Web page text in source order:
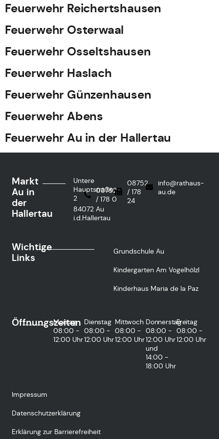
Feuerwehr Reichertshausen
Feuerwehr Osterwaal
Feuerwehr Osseltshausen
Feuerwehr Haslach
Feuerwehr Günzenhausen
Feuerwehr Abens
Feuerwehr Au in der Hallertau
Markt
Au in
der
Hallertau
Untere
Hauptstraße
2
84072 Au
i.d.Hallertau
08752
/ 178 0
08752
/ 178
24
info@rathaus-
au.de
Wichtige
Links
Grundschule Au
Kindergarten Am Vogelhölzl
Kinderhaus Maria de la Paz
Öffnungszeiten
Montag
08:00 -
12:00 Uhr
Dienstag
08:00 -
12:00 Uhr
Mittwoch
08:00 -
12:00 Uhr
Donnerstag
08:00 -
12:00 Uhr
und
14:00 -
18:00 Uhr
Freitag
08:00 -
12:00 Uhr
Impressum
Datenschutzerklärung
Erklärung zur Barrierefreiheit